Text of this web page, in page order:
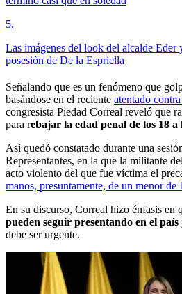
5.
Las imágenes del look del alcalde Eder
posesión de De la Espriella
Señalando que es un fenómeno que
basándose en el reciente atentado
congresista Piedad Correal reveló que
para rebajar la edad penal de los 18 a
Así quedó constatado durante una
Representantes, en la que la militante
acto violento del que fue víctima el
manos, presuntamente, de un menor de
En su discurso, Correal hizo énfasis en
pueden seguir presentando en el país
debe ser urgente.